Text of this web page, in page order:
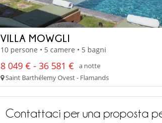
VILLA MOWGLI
10 persone • 5 camere • 5 bagni
8 049 € - 36 581 €
a notte
Saint Barthélemy Ovest - Flamands
Contattaci per una proposta